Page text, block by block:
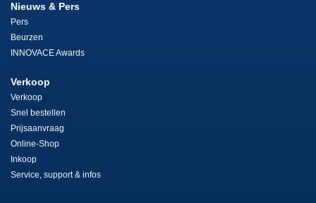
Nieuws & Pers
Pers
Beurzen
INNOVACE Awards
Verkoop
Verkoop
Snel bestellen
Prijsaanvraag
Online-Shop
Inkoop
Service, support & infos